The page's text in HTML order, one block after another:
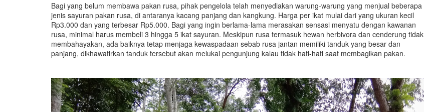
Bagi yang belum membawa pakan rusa, pihak pengelola telah menyediakan warung-warung yang menjual beberapa
jenis sayuran pakan rusa, di antaranya kacang panjang dan kangkung. Harga per ikat mulai dari yang ukuran kecil
Rp3.000 dan yang terbesar Rp5.000. Bagi yang ingin berlama-lama merasakan sensasi menyatu dengan kawanan
rusa, minimal harus membeli 3 hingga 5 ikat sayuran. Meskipun rusa termasuk hewan herbivora dan cenderung tidak
membahayakan, ada baiknya tetap menjaga kewaspadaan sebab rusa jantan memiliki tanduk yang besar dan
panjang, dikhawatirkan tanduk tersebut akan melukai pengunjung kalau tidak hati-hati saat membagikan pakan.